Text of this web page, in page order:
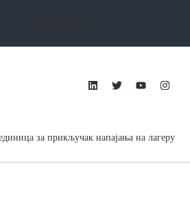
за прикључак напајања на лагеру